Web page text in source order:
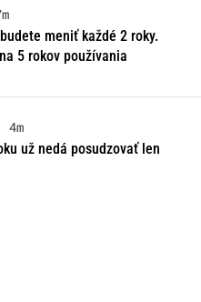
meniť každé 2 roky.
5 rokov používania
4m
už nedá posudzovať len